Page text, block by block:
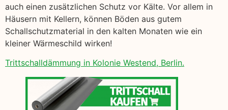
auch einen zusätzlichen Schutz vor Kälte. Vor allem in
Häusern mit Kellern, können Böden aus gutem
Schallschutzmaterial in den kalten Monaten wie ein
kleiner Wärmeschild wirken!
Trittschalldämmung in Kolonie Westend, Berlin.